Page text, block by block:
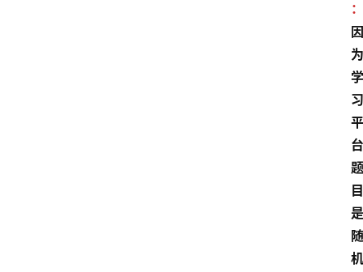
：
因
为
学
习
平
台
题
目
是
随
机